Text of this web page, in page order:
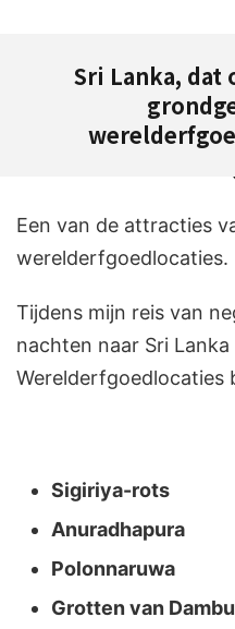
Sri Lanka, dat
Een van de attracties
werelderfgoedlocaties.
Tijdens mijn reis van
nachten naar Sri
Werelderfgoedlocaties
Sigiriya-rots
Anuradhapura
Polonnaruwa
Grotten van